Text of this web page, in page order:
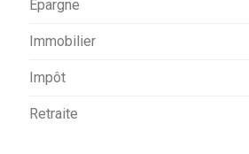
Epargne
Immobilier
Impôt
Retraite